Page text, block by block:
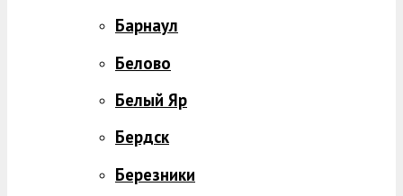
Барнаул
Белово
Белый Яр
Бердск
Березники